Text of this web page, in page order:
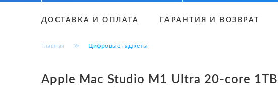
ДОСТАВКА И ОПЛАТА ГАРАНТИЯ И ВОЗВРАТ
Главная ≫ Цифровые гаджеты
Apple Mac Studio M1 Ultra 20-core 1TB